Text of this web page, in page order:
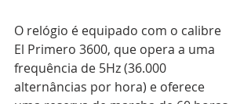
O relógio é equipado com o calibre
El Primero 3600, que opera a uma
frequência de 5Hz (36.000
alternâncias por hora) e oferece